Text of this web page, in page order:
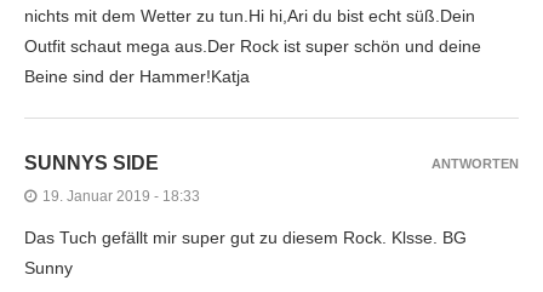
nichts mit dem Wetter zu tun.Hi hi,Ari du bist echt süß.Dein
Outfit schaut mega aus.Der Rock ist super schön und deine
Beine sind der Hammer!Katja
SUNNYS SIDE
19. Januar 2019 - 18:33
Das Tuch gefällt mir super gut zu diesem Rock. Klsse. BG
Sunny
ANTWORTEN